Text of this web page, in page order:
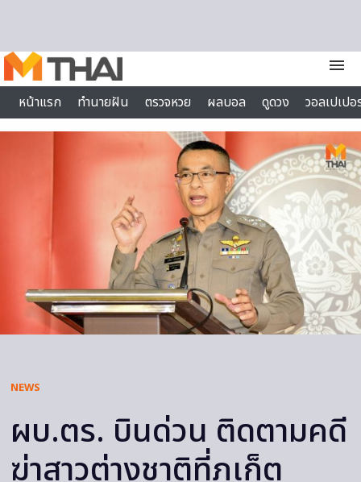
menu
หน้าแรก
ทำนายฝัน ตรวจหวย ผลบอล ดูดวง
วอลเปเป
ไลฟ์สไตล์
NEWS
ผบ.ตร. บินด่วน ติดตามคดี
ฆ่าสาวต่างชาติที่ภูเก็ต